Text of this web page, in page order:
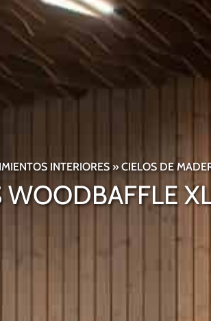
INTERIORES »CIELOS DE
WOODBAFFLE